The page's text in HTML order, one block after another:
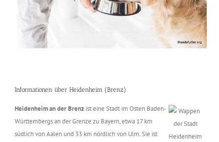
Informationen über Heidenheim (Brenz)
Heidenheim an der Brenz ist eine Stadt im Osten Baden-
Württembergs an der Grenze zu Bayern, etwa 17 km
südlich von Aalen und 33 km nördlich von Ulm. Sie ist